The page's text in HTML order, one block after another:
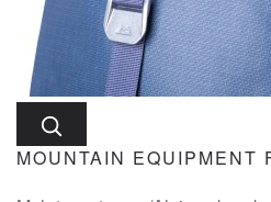
MOUNTAIN EQUIPMENT